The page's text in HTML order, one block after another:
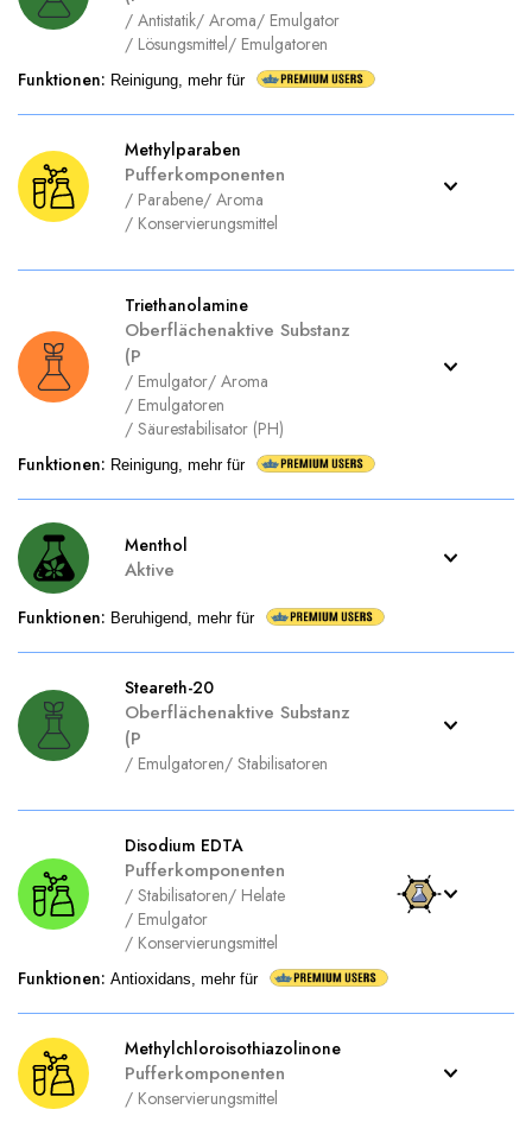
/ Antistatik/ Aroma/ Emulgator
/ Lösungsmittel/ Emulgatoren
Funktionen: Reinigung, mehr für
Methylparaben
Pufferkomponenten
/ Parabene/ Aroma
/ Konservierungsmittel
Triethanolamine
Oberflächenaktive Substanz
(P
/ Emulgator/ Aroma
/ Emulgatoren
/ Säurestabilisator (PH)
Funktionen: Reinigung, mehr für
Menthol
Aktive
Funktionen: Beruhigend, mehr für
Steareth-20
Oberflächenaktive Substanz
(P
/ Emulgatoren/ Stabilisatoren
Disodium EDTA
Pufferkomponenten
/ Stabilisatoren/ Helate
/ Emulgator
/ Konservierungsmittel
Funktionen: Antioxidans, mehr für
Methylchloroisothiazolinone
Pufferkomponenten
/ Konservierungsmittel